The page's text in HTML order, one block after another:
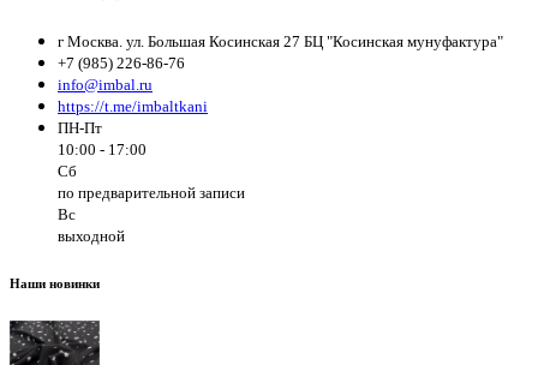
г Москва. ул. Большая Косинская 27 БЦ "Косинская мунуфактура"
+7 (985) 226-86-76
info@imbal.ru
https://t.me/imbaltkani
ПН-Пт
10:00 - 17:00
Сб
по предварительной записи
Вс
выходной
Наши новинки